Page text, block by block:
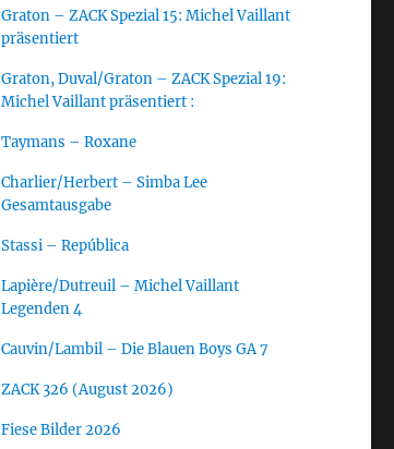
Graton – ZACK Spezial 15: Michel Vaillant
präsentiert
Graton, Duval/Graton – ZACK Spezial 19:
Michel Vaillant präsentiert :
Taymans – Roxane
Charlier/Herbert – Simba Lee
Gesamtausgabe
Stassi – República
Lapière/Dutreuil – Michel Vaillant
Legenden 4
Cauvin/Lambil – Die Blauen Boys GA 7
ZACK 326 (August 2026)
Fiese Bilder 2026